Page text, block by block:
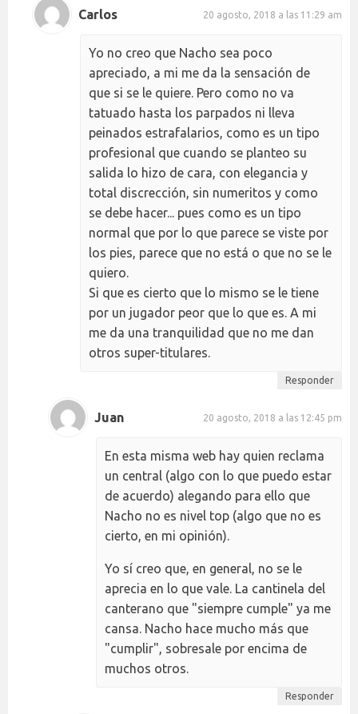
Carlos 20 agosto, 2018 a las 11:29 am
Yo no creo que Nacho sea poco
apreciado, a mi me da la sensación de
que si se le quiere. Pero como no va
tatuado hasta los parpados ni lleva
peinados estrafalarios, como es un tipo
profesional que cuando se planteo su
salida lo hizo de cara, con elegancia y
total discrección, sin numeritos y como
se debe hacer... pues como es un tipo
normal que por lo que parece se viste por
los pies, parece que no está o que no se le
quiero.
Si que es cierto que lo mismo se le tiene
por un jugador peor que lo que es. A mi
me da una tranquilidad que no me dan
otros super-titulares.
Responder
Juan 20 agosto, 2018 a las 12:45 pm
En esta misma web hay quien reclama
un central (algo con lo que puedo estar
de acuerdo) alegando para ello que
Nacho no es nivel top (algo que no es
cierto, en mi opinión).
Yo sí creo que, en general, no se le
aprecia en lo que vale. La cantinela del
canterano que "siempre cumple" ya me
cansa. Nacho hace mucho más que
"cumplir", sobresale por encima de
muchos otros.
Responder